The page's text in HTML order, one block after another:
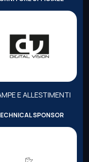
E ALLESTIMENTI
SPONSOR